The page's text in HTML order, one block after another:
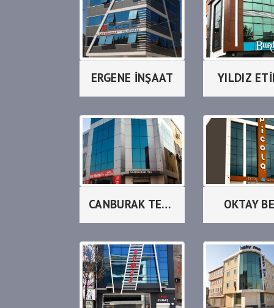
ERGENE İNŞAAT YILDIZ
CANBURAK TEKSTİL OKTAY